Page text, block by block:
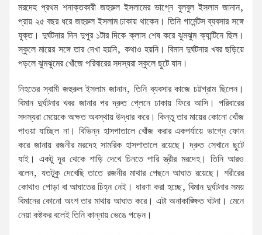
মরদেহ প্রথম শনাক্তকারী জহুরুল ইসলামের ভাগ্নে বুলবুল ইসলাম জানান,
প্রায় ২৫ বছর ধরে জহুরুল ইসলাম ঢাকায় থাকেন। তিনি গার্মেন্টস ব্যবসার সঙ্গে
যুক্ত। দুর্ঘটনার দিন দুপুর ১টার দিকে ক্লাস শেষ করে ঝুমঝুম ক্যান্টিনে ছিল।
স্কুলে মায়ের সঙ্গে তার দেখা হয়নি, কথাও হয়নি। বিমান দুর্ঘটনার খবর ছড়িয়ে
পড়লে ঝুমঝুমের খোঁজে পরিবারের সদস্যরা স্কুলে ছুটে যান।
নিহতের স্বামী জহুরুল ইসলাম জানান, তিনি ব্যবসার কাজে চট্টগ্রাম ছিলেন।
বিমান দুর্ঘটনার খবর জানার পর দ্রুত প্লেনে ঢাকায় ফিরে আসি। পরিবারের
সদস্যরা মেয়েকে অক্ষত অবস্থায় উদ্ধার করে। কিন্তু তার মায়ের কোনো খোঁজ
পাওয়া যাচ্ছিল না। বিভিন্ন হাসপাতালে খোঁজ করার একপর্যায়ে ভাগ্নে ফোন
করে জানায় রজনীর মরদেহ সামরিক হাসপাতালে রয়েছে। দ্রুত সেখানে ছুটে
যাই। একটু দূর থেকে শাড়ি দেখে চিনতে পারি স্ত্রীর মরদেহ। তিনি আরও
বলেন, যতটুকু দেখেছি তাতে রজনীর মাথার পেছনে আঘাত রয়েছে। শরীরের
কোথাও পোড়া বা আঘাতের চিহ্ন নেই। ধারণা করা হচ্ছে, বিমান দুর্ঘটনার সময়
বিমানের কোনো অংশ তার মাথায় আঘাত করে। এটা অনাকাঙ্ক্ষিত ঘটনা। মেনে
নেয়া কষ্টকর বলেই তিনি কান্নায় ভেঙে পড়েন।